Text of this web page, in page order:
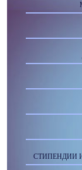
СТИПЕНДИИ